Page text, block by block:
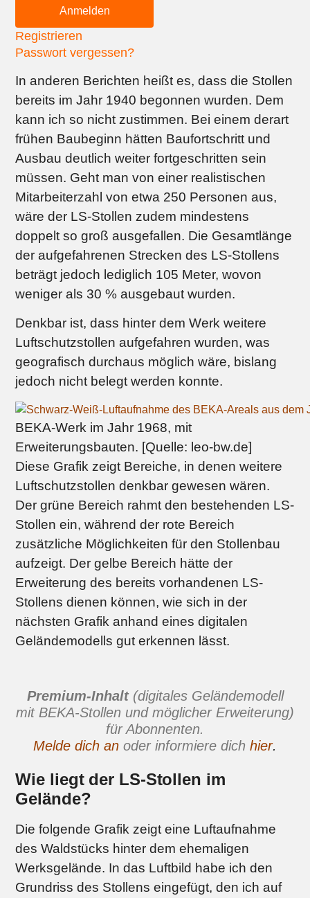
Registrieren
Passwort vergessen?
In anderen Berichten heißt es, dass die Stollen
bereits im Jahr 1940 begonnen wurden. Dem
kann ich so nicht zustimmen. Bei einem derart
frühen Baubeginn hätten Baufortschritt und
Ausbau deutlich weiter fortgeschritten sein
müssen. Geht man von einer realistischen
Mitarbeiterzahl von etwa 250 Personen aus,
wäre der LS-Stollen zudem mindestens
doppelt so groß ausgefallen. Die Gesamtlänge
der aufgefahrenen Strecken des LS-Stollens
beträgt jedoch lediglich 105 Meter, wovon
weniger als 30 % ausgebaut wurden.
Denkbar ist, dass hinter dem Werk weitere
Luftschutzstollen aufgefahren wurden, was
geografisch durchaus möglich wäre, bislang
jedoch nicht belegt werden konnte.
BEKA-Werk im Jahr 1968, mit
Erweiterungsbauten. [Quelle: leo-bw.de]
Diese Grafik zeigt Bereiche, in denen weitere
Luftschutzstollen denkbar gewesen wären.
Der grüne Bereich rahmt den bestehenden LS-
Stollen ein, während der rote Bereich
zusätzliche Möglichkeiten für den Stollenbau
aufzeigt. Der gelbe Bereich hätte der
Erweiterung des bereits vorhandenen LS-
Stollens dienen können, wie sich in der
nächsten Grafik anhand eines digitalen
Geländemodells gut erkennen lässt.
Premium-Inhalt (digitales Geländemodell
mit BEKA-Stollen und möglicher Erweiterung)
für Abonnenten.
Melde dich an oder informiere dich hier.
Wie liegt der LS-Stollen im
Gelände?
Die folgende Grafik zeigt eine Luftaufnahme
des Waldstücks hinter dem ehemaligen
Werksgelände. In das Luftbild habe ich den
Grundriss des Stollens eingefügt, den ich auf